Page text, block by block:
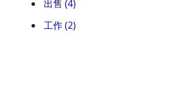
出售 (4)
工作 (2)